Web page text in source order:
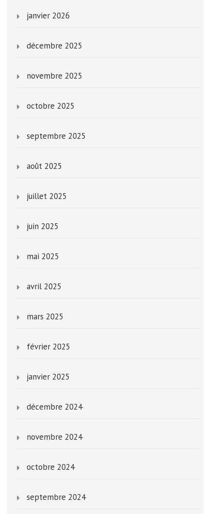
janvier 2026
décembre 2025
novembre 2025
octobre 2025
septembre 2025
août 2025
juillet 2025
juin 2025
mai 2025
avril 2025
mars 2025
février 2025
janvier 2025
décembre 2024
novembre 2024
octobre 2024
septembre 2024